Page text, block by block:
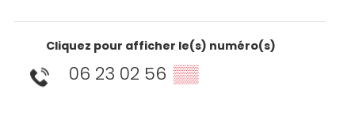
Cliquez pour afficher le(s) numéro(s)
06 23 02 56 ▒▒